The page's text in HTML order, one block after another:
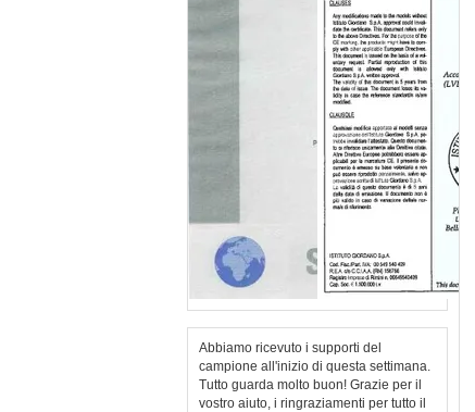
Abbiamo ricevuto i supporti del
campione all'inizio di questa settimana.
Tutto guarda molto buon! Grazie per il
vostro aiuto, i ringraziamenti per tutto il